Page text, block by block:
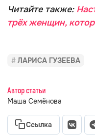
Читайте также:
трёх женщин,
ЛАРИСА ГУЗЕЕВА
Автор статьи
Маша Семёнова
Ссылка